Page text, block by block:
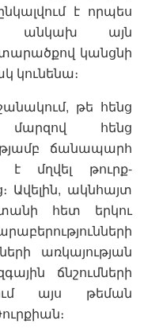
է որպես
անկախ այն
կանցնի
կունենա։
թե հենց
մարզով հենց
ճանապարհ
է մղվել թուրք-
Ավելին, ակնհայտ
հետ երկու
առկայության
ճնշումների
այս թեման